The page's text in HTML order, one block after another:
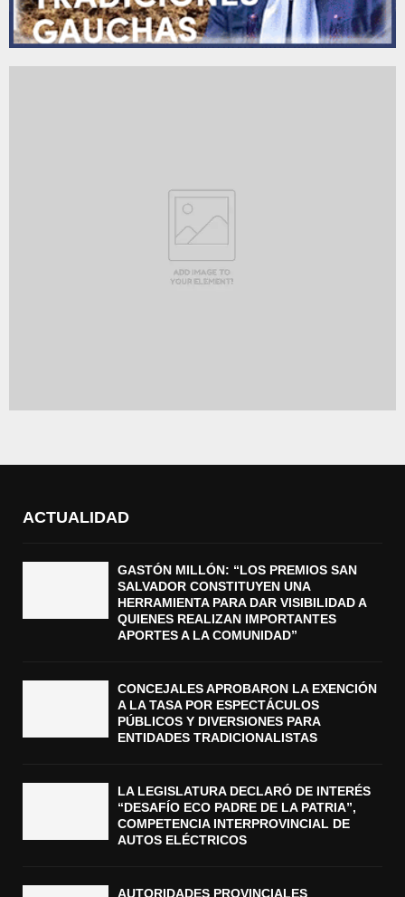
ACTUALIDAD
GASTÓN MILLÓN: “LOS PREMIOS SAN
SALVADOR CONSTITUYEN UNA
HERRAMIENTA PARA DAR VISIBILIDAD A
QUIENES REALIZAN IMPORTANTES
APORTES A LA COMUNIDAD”
CONCEJALES APROBARON LA EXENCIÓN
A LA TASA POR ESPECTÁCULOS
PÚBLICOS Y DIVERSIONES PARA
ENTIDADES TRADICIONALISTAS
LA LEGISLATURA DECLARÓ DE INTERÉS
“DESAFÍO ECO PADRE DE LA PATRIA”,
COMPETENCIA INTERPROVINCIAL DE
AUTOS ELÉCTRICOS
AUTORIDADES PROVINCIALES